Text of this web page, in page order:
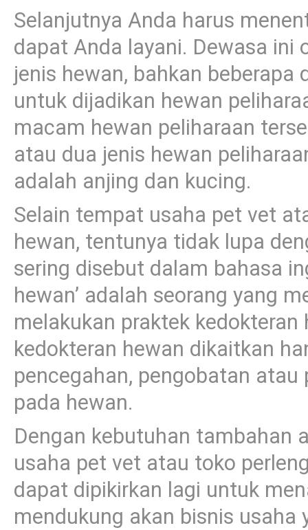
Selanjutnya Anda harus
dapat Anda layani. Dewasa ini
jenis hewan, bahkan beberapa
untuk dijadikan hewan
macam hewan peliharaan
atau dua jenis hewan
adalah anjing dan kucing.
Selain tempat usaha pet vet
hewan, tentunya tidak lupa
sering disebut dalam bahasa
hewan’ adalah seorang yang
melakukan praktek
kedokteran hewan dikaitkan
pencegahan, pengobatan
pada hewan.
Dengan kebutuhan tambahan
usaha pet vet atau toko
dapat dipikirkan lagi untuk
mendukung akan bisnis usaha